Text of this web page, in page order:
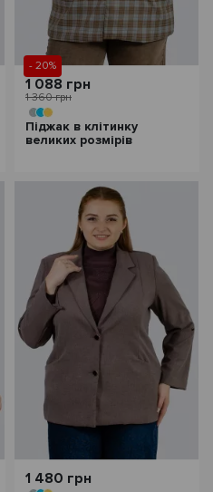
- 20%
1 088 грн
1 360 грн
Піджак в клітинку
великих розмірів
1 480 грн